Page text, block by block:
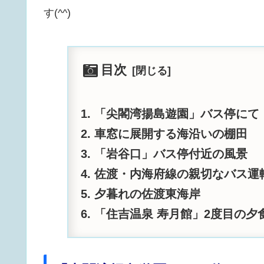
す(^^)
目次
「尖閣湾揚島遊園」バス停にて
車窓に展開する海沿いの棚田
「岩谷口」バス停付近の風景
佐渡・内海府線の親切なバス運
夕暮れの佐渡東海岸
「住吉温泉 寿月館」2度目の夕